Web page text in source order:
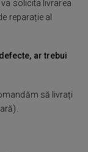
solicita livrarea
reparație al
ar trebui
să livrați